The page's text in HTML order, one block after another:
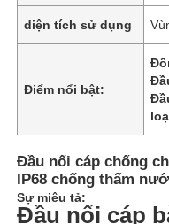
diện tích sử dụng
Điểm nổi bật:
Đầu nối cáp chống
IP68 chống thấm
Sự miêu tả:
Đầu nối cáp